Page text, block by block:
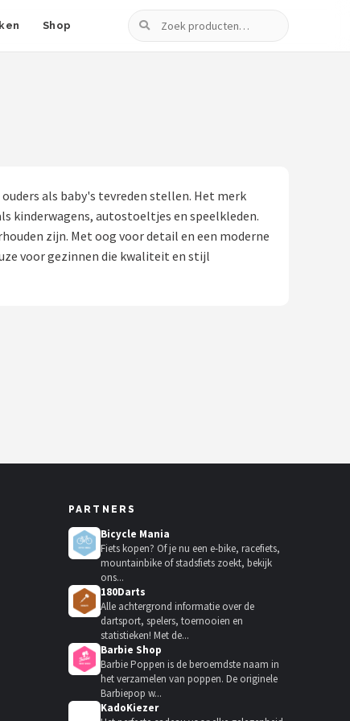
Shop
Zoeken
als baby's tevreden stellen. Het merk
kinderwagens, autostoeltjes en speelkleden.
zijn. Met oog voor detail en een moderne
voor gezinnen die kwaliteit en stijl
PARTNERS
Bicycle Mania
Fiets kopen? Of je nu een e-bike, racefiets,
mountainbike of stadsfiets zoekt, bekijk
ons...
180Darts
Alle achtergrond informatie over de
dartsport, spelers, toernooien en
statistieken! Met de...
Barbie Shop
Barbie Poppen is de beroemdste naam in
het verzamelen van poppen. De originele
Barbiepop w...
KadoKiezer